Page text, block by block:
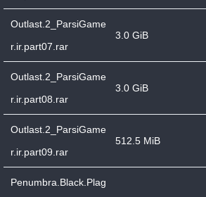
Outlast.2_ParsiGame
r.ir.part07.rar
3.0 GiB
Outlast.2_ParsiGame
r.ir.part08.rar
3.0 GiB
Outlast.2_ParsiGame
r.ir.part09.rar
512.5 MiB
Penumbra.Black.Plag